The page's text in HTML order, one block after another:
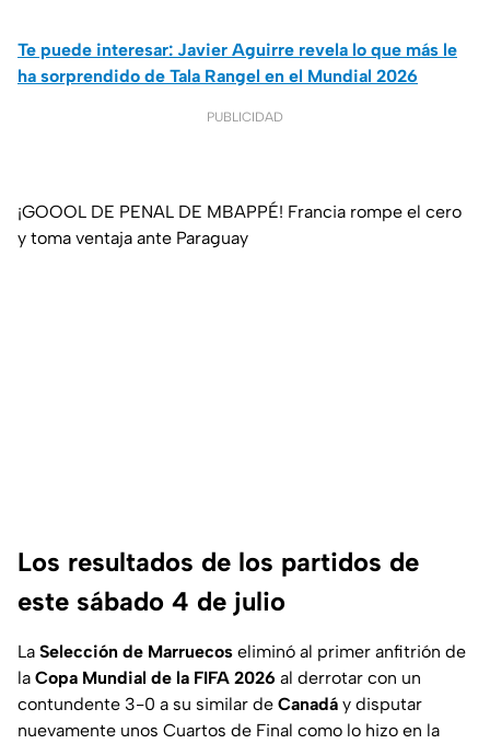
Te puede interesar: Javier Aguirre revela lo que más le
ha sorprendido de Tala Rangel en el Mundial 2026
PUBLICIDAD
¡GOOOL DE PENAL DE MBAPPÉ! Francia rompe el cero
y toma ventaja ante Paraguay
Los resultados de los partidos de
este sábado 4 de julio
La Selección de Marruecos eliminó al primer anfitrión de
la Copa Mundial de la FIFA 2026 al derrotar con un
contundente 3-0 a su similar de Canadá y disputar
nuevamente unos Cuartos de Final como lo hizo en la